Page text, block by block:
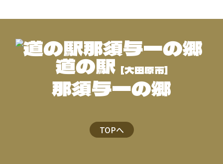
道の駅 [大田原市]
那須与一の郷
TOPへ